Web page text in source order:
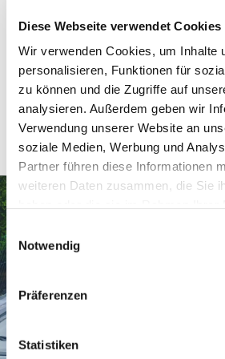
Diese Webseite verwendet Cookies
Wir verwenden Cookies, um Inhalte
personalisieren, Funktionen für
zu können und die Zugriffe auf
analysieren. Außerdem geben wir
Verwendung unserer Website an
soziale Medien, Werbung und
Partner führen diese Informationen
weiteren Daten zusammen, die Sie
Einwilligungsauswahl
Notwendig
Präferenzen
Statistiken
Schwimmlegende selbst. Erleben
multisensorisches Spa-Erlebnis
Lichtstimmungen, hochwertigen
wetterfestem
Konstanz war noch nie so
Mehr als nur